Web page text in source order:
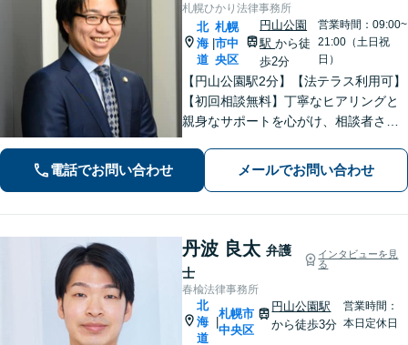
札幌ひかり法律事務所
北
海
道
札幌
市中
央区
円山公園
駅から徒
歩2分
営業時間：09:00~
21:00（土日祝
日）
【円山公園駅2分】【法テラス利用可】
【初回相談無料】丁寧なヒアリングと
親身なサポートを心がけ、相談者さま
す。離婚や労働、相続など幅広い分野
に対応しておりますので、ぜひご相談
電話でお問い合わせ メールでお問い合わせ
丹波 良太 弁護
士
インタビューを見
る
春楡法律事務所
北
海
道
札幌市
中央区
円山公園駅
から徒歩3分
営業時間：
本日定休日